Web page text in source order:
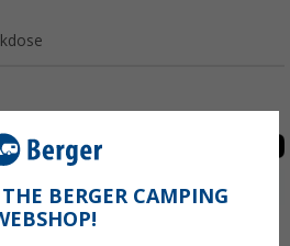
BERGER CAMPING